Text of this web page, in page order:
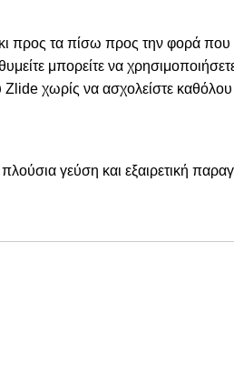
τα πίσω προς την φορά που
μπορείτε να
χωρίς να ασχολείστε καθόλου
γεύση και εξαιρετική